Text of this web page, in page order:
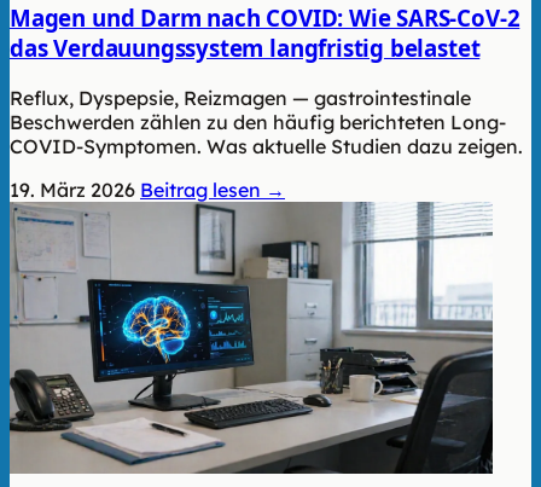
Magen und Darm nach COVID: Wie SARS-CoV-2
das Verdauungssystem langfristig belastet
Reflux, Dyspepsie, Reizmagen — gastrointestinale
Beschwerden zählen zu den häufig berichteten Long-
COVID-Symptomen. Was aktuelle Studien dazu zeigen.
19. März 2026 Beitrag lesen →